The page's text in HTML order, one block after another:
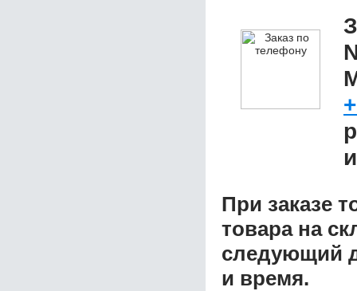
При заказе
товара на
следующий
и время.